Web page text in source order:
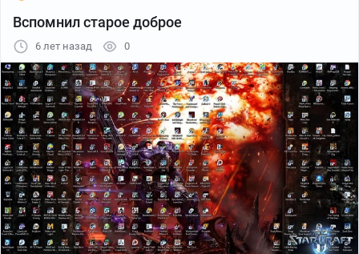
Вспомнил старое доброе
6 лет назад 0